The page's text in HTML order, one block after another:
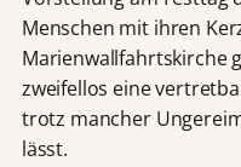
Menschen mit ihren
Marienwallfahrtskirche
zweifellos eine
trotz mancher
lässt.